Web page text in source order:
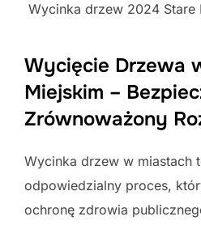
Wycinka drzew 2024 Stare
Wycięcie Drzewa
Miejskim –
Zrównoważony
Wycinka drzew w miastach
odpowiedzialny proces,
ochronę zdrowia